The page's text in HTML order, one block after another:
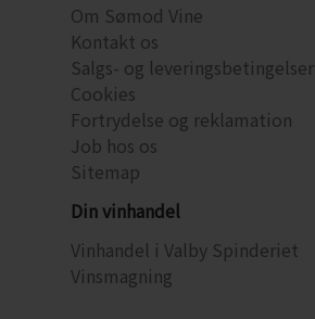
Om Sømod Vine
Kontakt os
Salgs- og leveringsbetingelser
Cookies
Fortrydelse og reklamation
Job hos os
Sitemap
Din vinhandel
Vinhandel i Valby Spinderiet
Vinsmagning